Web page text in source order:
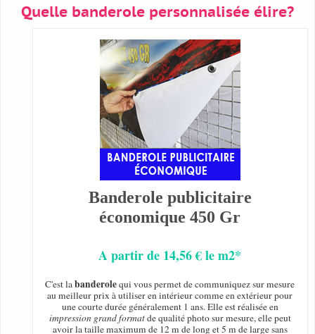
Quelle banderole personnalisée élire?
Banderole publicitaire
économique 450 Gr
A partir de 14,56 € le m2*
C'est labanderolequi vous permet de communiquez sur mesure
au meilleur prix à utiliser en intérieur comme en extérieur pour
une courte durée généralement 1 ans. Elle est réalisée en
impression grand formatde qualité photo sur mesure, elle peut
avoir la taille maximum de 12 m de long et 5 m de large sans